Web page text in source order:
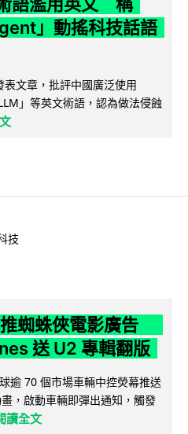
語濫用英文 稱
」動搖科技話語
文章，批評中國廣泛使用
」等英文術語，認為做法侵蝕
技
蜘蛛俠電影廣告
送 U2 專輯翻版
逾 70 個市場車輛中控熒幕推送
，啟動車輛即彈出通知，觸發
讀全文